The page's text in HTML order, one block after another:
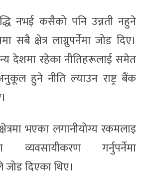
नभई कसैको पनि उन्नती नहुने
सबै क्षेत्र लाग्नुपर्नेमा जोड दिए।
देशमा रहेका नीतिहरूलाई समेत
हुने नीति ल्याउन राष्ट्र बैंक
भएका लगानीयोग्य रकमलाइ
व्यवसायीकरण गर्नुपर्नेमा
दिएका थिए।